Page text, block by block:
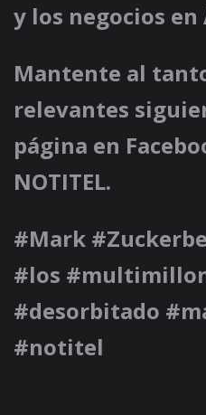
y los negocios en
Mantente al
relevantes
página en
NOTITEL.
#Mark
#los
#desorbitado
#notitel